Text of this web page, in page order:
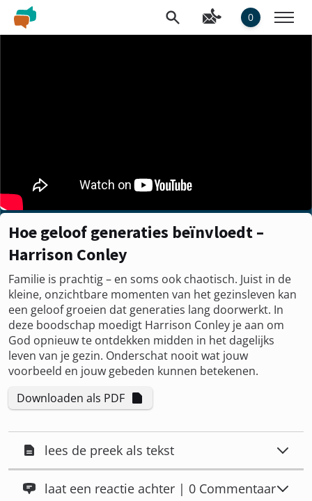
0
Hoe geloof generaties beïnvloedt –
Harrison Conley
Familie is prachtig – en soms ook chaotisch. Juist in de
kleine, onzichtbare momenten van het gezinsleven kan
een geloof groeien dat generaties lang doorwerkt. In
deze boodschap moedigt Harrison Conley je aan om
God opnieuw te ontdekken midden in het dagelijks
leven van je gezin. Onderschat nooit wat jouw
voorbeeld en jouw gebeden kunnen betekenen.
Downloaden als PDF
lees de preek als tekst
laat een reactie achter | 0 Commentaar